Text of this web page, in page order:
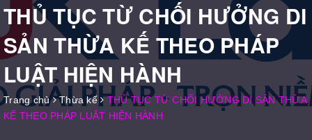
THỦ TỤC TỪ CHỐI HƯỞNG DI
SẢN THỪA KẾ THEO PHÁP
LUẬT HIỆN HÀNH
Trang chủ Thừa kế
THỦ TỤC TỪ CHỐI HƯỞNG DI SẢN THỪA
KẾ THEO PHÁP LUẬT HIỆN HÀNH